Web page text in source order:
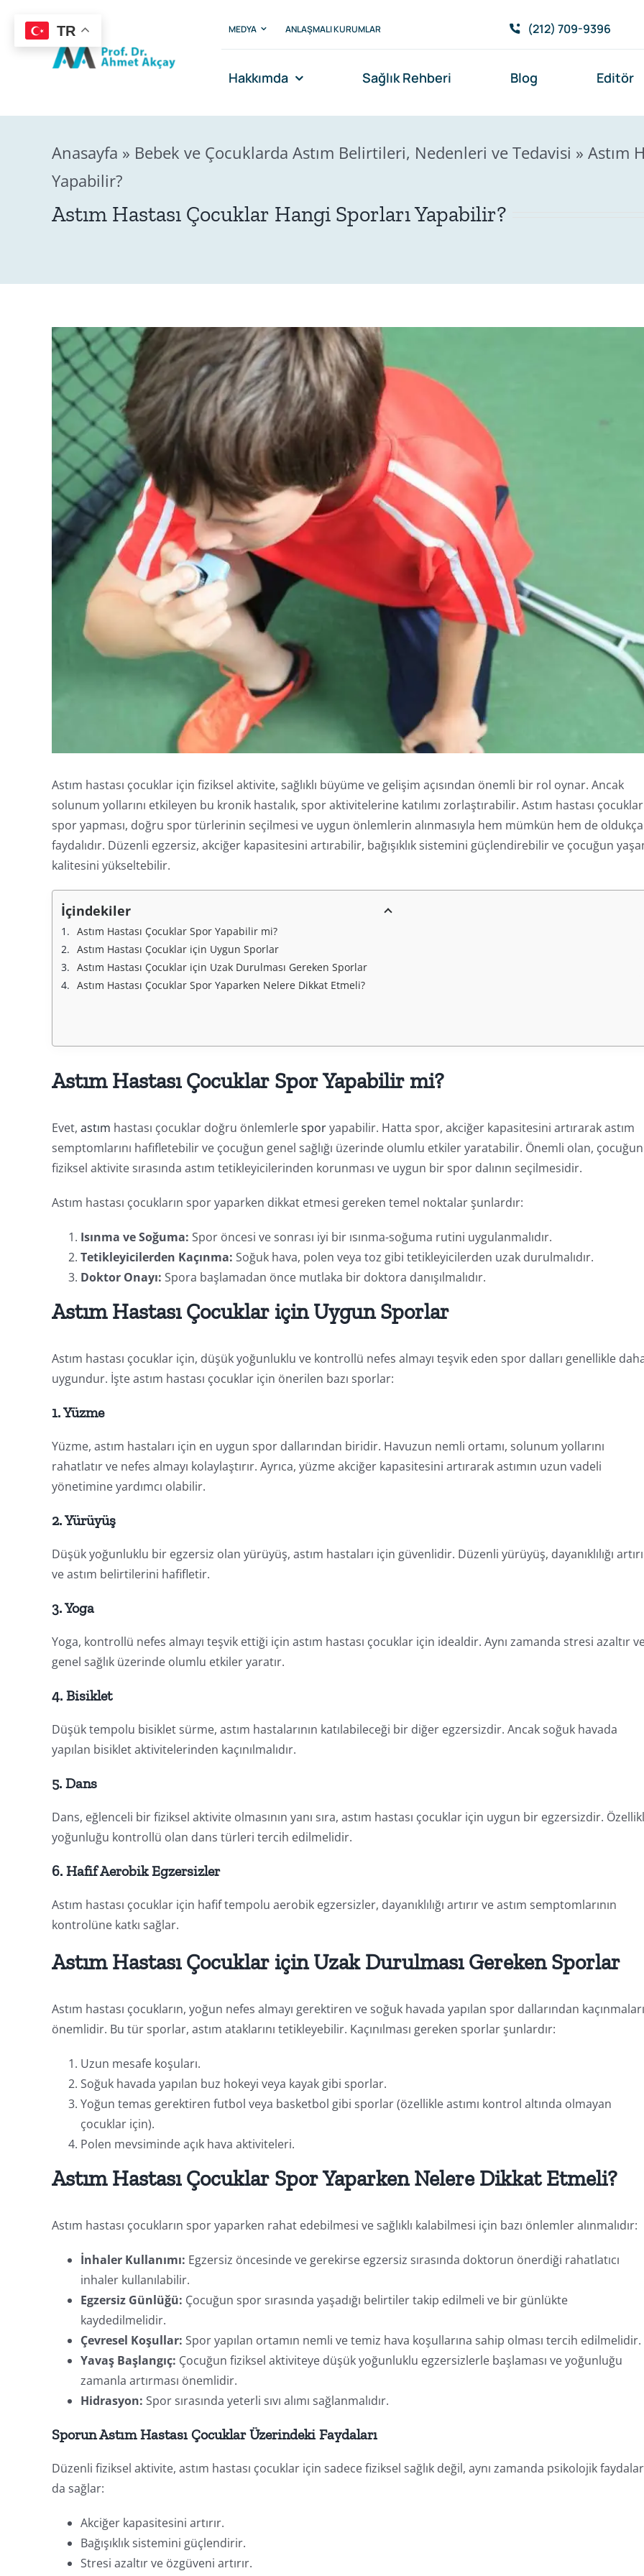
content
MEDYA ANLAŞMALI KURUMLAR (212) 709-9396
Hakkımda Sağlık Rehberi Blog Editör
Anasayfa » Bebek ve Çocuklarda Astım Belirtileri, Nedenleri ve Tedavisi » Astım
Yapabilir?
Astım Hastası Çocuklar Hangi Sporları Yapabilir?
Astım hastası çocuklar için fiziksel aktivite, sağlıklı büyüme ve gelişim açısından önemli bir rol oynar. Ancak
solunum yollarını etkileyen bu kronik hastalık, spor aktivitelerine katılımı zorlaştırabilir. Astım hastası
spor yapması, doğru spor türlerinin seçilmesi ve uygun önlemlerin alınmasıyla hem mümkün hem de oldukça
faydalıdır. Düzenli egzersiz, akciğer kapasitesini artırabilir, bağışıklık sistemini güçlendirebilir ve çocuğun
kalitesini yükseltebilir.
İçindekiler
Astım Hastası Çocuklar Spor Yapabilir mi?
Astım Hastası Çocuklar için Uygun Sporlar
Astım Hastası Çocuklar için Uzak Durulması Gereken Sporlar
Astım Hastası Çocuklar Spor Yaparken Nelere Dikkat Etmeli?
Astım Hastası Çocuklar Spor Yapabilir mi?
Evet, astım hastası çocuklar doğru önlemlerlesporyapabilir. Hatta spor, akciğer kapasitesini artırarak astım
semptomlarını hafifletebilir ve çocuğun genel sağlığı üzerinde olumlu etkiler yaratabilir. Önemli olan, çocuğun
fiziksel aktivite sırasında astım tetikleyicilerinden korunması ve uygun bir spor dalının seçilmesidir.
Astım hastası çocukların spor yaparken dikkat etmesi gereken temel noktalar şunlardır:
Isınma ve Soğuma: Spor öncesi ve sonrası iyi bir ısınma-soğuma rutini uygulanmalıdır.
Tetikleyicilerden Kaçınma: Soğuk hava, polen veya toz gibi tetikleyicilerden uzak durulmalıdır.
Doktor Onayı: Spora başlamadan önce mutlaka bir doktora danışılmalıdır.
Astım Hastası Çocuklar için Uygun Sporlar
Astım hastası çocuklar için, düşük yoğunluklu ve kontrollü nefes almayı teşvik eden spor dalları genellikle
uygundur. İşte astım hastası çocuklar için önerilen bazı sporlar:
1. Yüzme
Yüzme, astım hastaları için en uygun spor dallarından biridir. Havuzun nemli ortamı, solunum yollarını
rahatlatır ve nefes almayı kolaylaştırır. Ayrıca, yüzme akciğer kapasitesini artırarak astımın uzun vadeli
yönetimine yardımcı olabilir.
2. Yürüyüş
Düşük yoğunluklu bir egzersiz olan yürüyüş, astım hastaları için güvenlidir. Düzenli yürüyüş, dayanıklılığı
ve astım belirtilerini hafifletir.
3. Yoga
Yoga, kontrollü nefes almayı teşvik ettiği için astım hastası çocuklar için idealdir. Aynı zamanda stresi azaltır
genel sağlık üzerinde olumlu etkiler yaratır.
4. Bisiklet
Düşük tempolu bisiklet sürme, astım hastalarının katılabileceği bir diğer egzersizdir. Ancak soğuk havada
yapılan bisiklet aktivitelerinden kaçınılmalıdır.
5. Dans
Dans, eğlenceli bir fiziksel aktivite olmasının yanı sıra, astım hastası çocuklar için uygun bir egzersizdir.
yoğunluğu kontrollü olan dans türleri tercih edilmelidir.
6. Hafif Aerobik Egzersizler
Astım hastası çocuklar için hafif tempolu aerobik egzersizler, dayanıklılığı artırır ve astım semptomlarının
kontrolüne katkı sağlar.
Astım Hastası Çocuklar için Uzak Durulması Gereken Sporlar
Astım hastası çocukların, yoğun nefes almayı gerektiren ve soğuk havada yapılan spor dallarından kaçınmaları
önemlidir. Bu tür sporlar, astım ataklarını tetikleyebilir. Kaçınılması gereken sporlar şunlardır:
Uzun mesafe koşuları.
Soğuk havada yapılan buz hokeyi veya kayak gibi sporlar.
Yoğun temas gerektiren futbol veya basketbol gibi sporlar (özellikle astımı kontrol altında olmayan
çocuklar için).
Polen mevsiminde açık hava aktiviteleri.
Astım Hastası Çocuklar Spor Yaparken Nelere Dikkat Etmeli?
Astım hastası çocukların spor yaparken rahat edebilmesi ve sağlıklı kalabilmesi için bazı önlemler alınmalıdır:
İnhaler Kullanımı: Egzersiz öncesinde ve gerekirse egzersiz sırasında doktorun önerdiği rahatlatıcı
inhaler kullanılabilir.
Egzersiz Günlüğü: Çocuğun spor sırasında yaşadığı belirtiler takip edilmeli ve bir günlükte
kaydedilmelidir.
Çevresel Koşullar: Spor yapılan ortamın nemli ve temiz hava koşullarına sahip olması tercih edilmelidir.
Yavaş Başlangıç: Çocuğun fiziksel aktiviteye düşük yoğunluklu egzersizlerle başlaması ve yoğunluğu
zamanla artırması önemlidir.
Hidrasyon: Spor sırasında yeterli sıvı alımı sağlanmalıdır.
Sporun Astım Hastası Çocuklar Üzerindeki Faydaları
Düzenli fiziksel aktivite, astım hastası çocuklar için sadece fiziksel sağlık değil, aynı zamanda psikolojik faydalar
da sağlar:
Akciğer kapasitesini artırır.
Bağışıklık sistemini güçlendirir.
Stresi azaltır ve özgüveni artırır.
TR